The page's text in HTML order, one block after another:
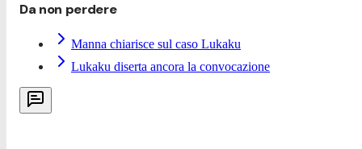
Da non perdere
Manna chiarisce sul caso Lukaku
Lukaku diserta ancora la convocazione